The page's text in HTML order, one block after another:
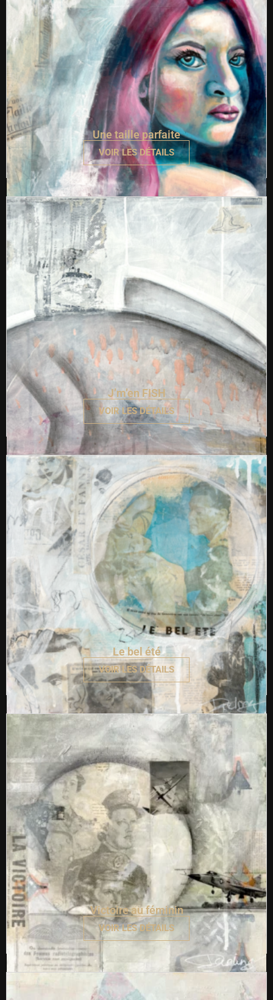
Une taille parfaite
VOIR LES DÉTAILS
J’m’en FISH
VOIR LES DÉTAILS
Le bel été
VOIR LES DÉTAILS
Victoire au féminin
VOIR LES DÉTAILS